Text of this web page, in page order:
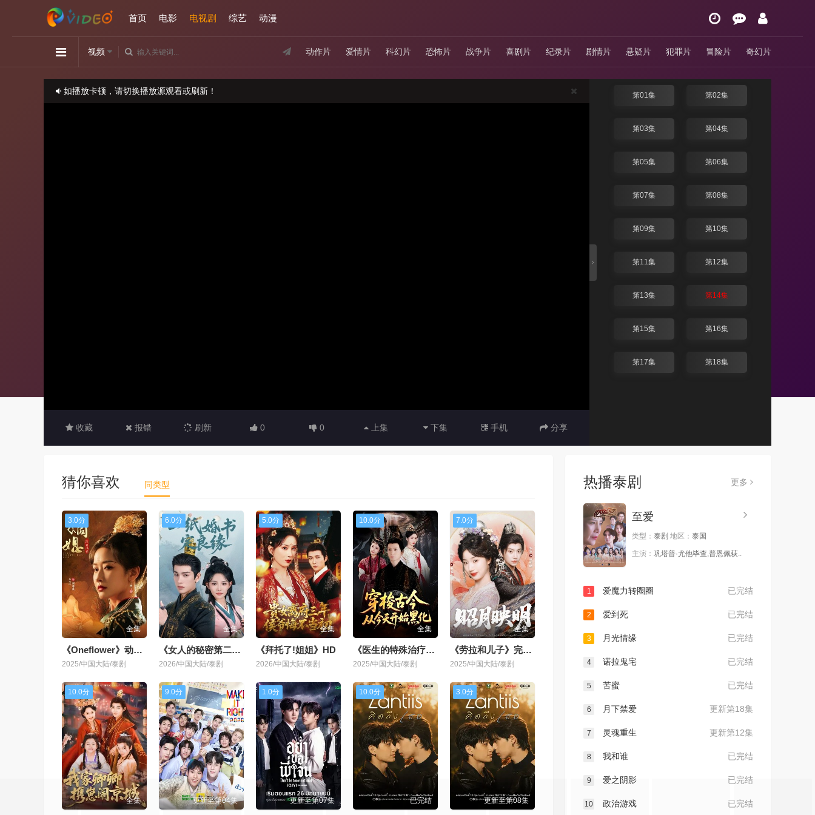
首页 电影 电视剧 综艺 动漫
动作片 爱情片 科幻片 恐怖片 战争片 喜剧片 纪录片 剧情片 悬疑片 犯罪片 冒险片 奇幻片
视频
如播放卡顿，请切换播放源观看或刷新！
收藏 报错 刷新 0 0 上集 下集 手机 分享
月下禁爱
换线路
4.0分/ 泰剧 / 泰国 / 2024
第01集 第02集
第03集 第04集
第05集 第06集
第07集 第08集
第09集 第10集
第11集 第12集
第13集 第14集
第15集 第16集
第17集 第18集
猜你喜欢 同类型
3.0分
全集
《Oneflower》动漫免费看
2025/中国大陆/泰剧
6.0分
全集
《女人的秘密第二季》日韩剧
2026/中国大陆/泰剧
5.0分
全集
《拜托了!姐姐》HD
2026/中国大陆/泰剧
10.0分
全集
《医生的特殊治疗》1080P
2025/中国大陆/泰剧
7.0分
全集
《劳拉和儿子》完整版
2025/中国大陆/泰剧
10.0分
全集
9.0分
更新至第04集
1.0分
更新至第07集
10.0分
已完结
3.0分
更新至第08集
热播泰剧 更多
至爱
类型： 泰剧 地区： 泰国
主演： 巩塔普·尤他毕查,普恩佩荻..
已完结
1 爱魔力转圈圈
已完结
2 爱到死
已完结
3 月光情缘
已完结
4 诺拉鬼宅
已完结
5 苦蜜
更新第18集
6 月下禁爱
更新第12集
7 灵魂重生
已完结
8 我和谁
已完结
9 爱之阴影
已完结
10 政治游戏